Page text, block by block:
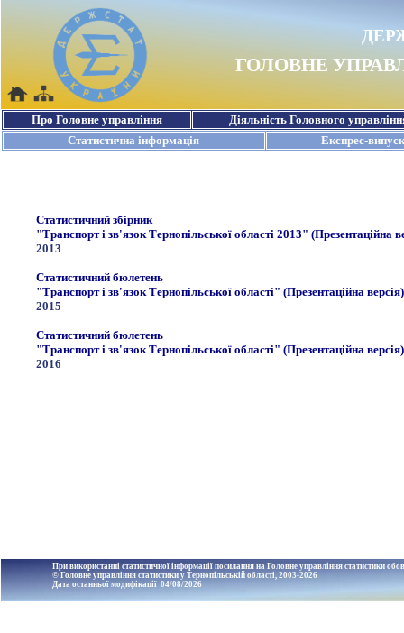
Статистичний збірник
"Транспорт і зв'язок Тернопільської області 2013" (Презентаційна
2013
Статистичний бюлетень
"Транспорт і зв'язок Тернопільської області" (Презентаційна версія)
2015
Статистичний бюлетень
"Транспорт і зв'язок Тернопільської області" (Презентаційна версія)
2016